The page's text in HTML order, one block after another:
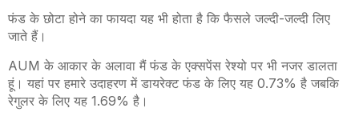
फंड के छोटा होने का फायदा यह भी होता है कि फैसले जल्दी-जल्दी लिए
जाते हैं।
AUM के आकार के अलावा मैं फंड के एक्सपेंस रेश्यो पर भी नजर डालता
हूं। यहां पर हमारे उदाहरण में डायरेक्ट फंड के लिए यह 0.73% है जबकि
रेगुलर के लिए यह 1.69% है।